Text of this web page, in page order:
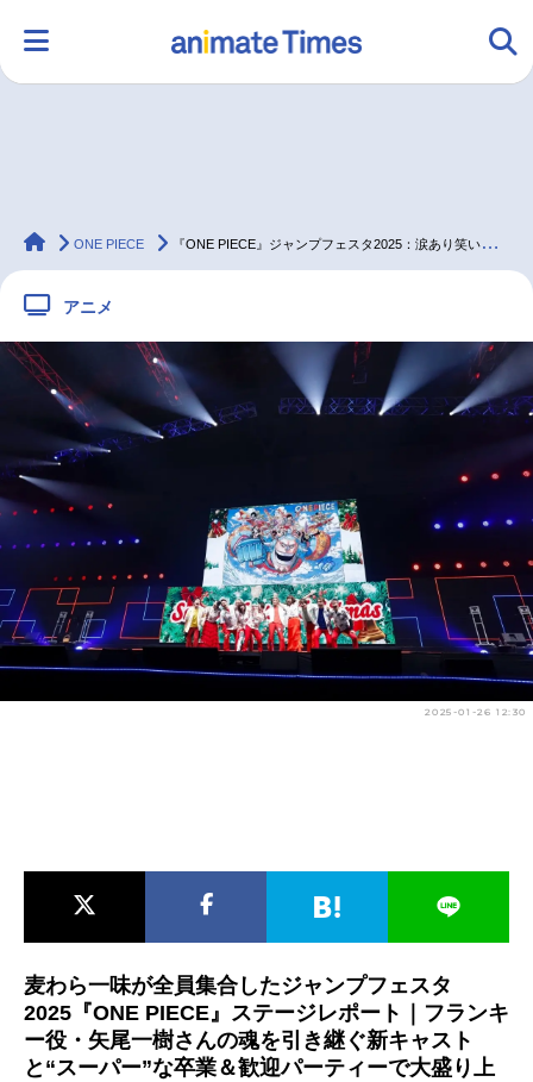
ラジオ みんなの声 グッズ 映画
2.5次元 配信・Vtuber
声優記事一覧
アニメ映画一覧 実写化映画一覧
今期アニメ曜日別一覧
春アニメ 夏アニメ
animateTimes
ONE PIECE 『ONE PIECE』ジャンプフェスタ2025：涙あり笑いありの“スーパー”な卒業＆歓迎パーティー
アニメ
2025-01-26 12:30
麦わら一味が全員集合したジャンプフェスタ
2025『ONE PIECE』ステージレポート｜フランキ
ー役・矢尾一樹さんの魂を引き継ぐ新キャスト
と“スーパー”な卒業＆歓迎パーティーで大盛り上